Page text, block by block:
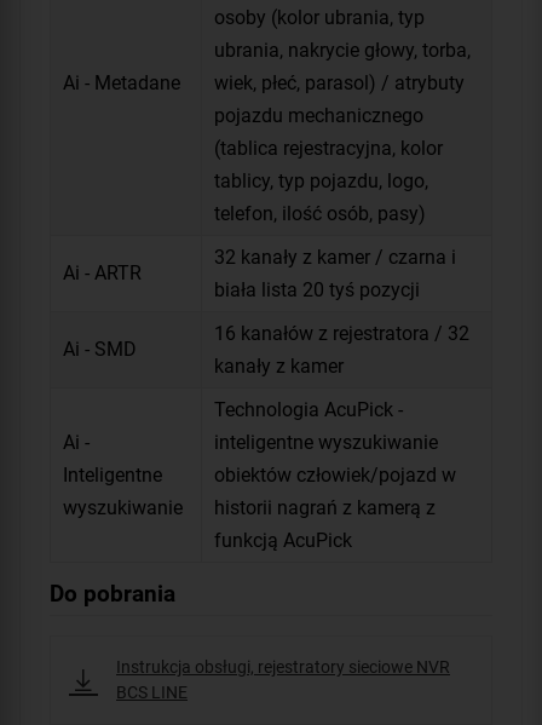
Ai - Metadane
osoby (kolor ubrania, typ
ubrania, nakrycie głowy, torba,
wiek, płeć, parasol) / atrybuty
pojazdu mechanicznego
(tablica rejestracyjna, kolor
tablicy, typ pojazdu, logo,
telefon, ilość osób, pasy)
Ai - ARTR
32 kanały z kamer / czarna i
biała lista 20 tyś pozycji
Ai - SMD
16 kanałów z rejestratora / 32
kanały z kamer
Ai -
Inteligentne
wyszukiwanie
Technologia AcuPick -
inteligentne wyszukiwanie
obiektów człowiek/pojazd w
historii nagrań z kamerą z
funkcją AcuPick
Do pobrania
Instrukcja obsługi, rejestratory sieciowe NVR
BCS LINE